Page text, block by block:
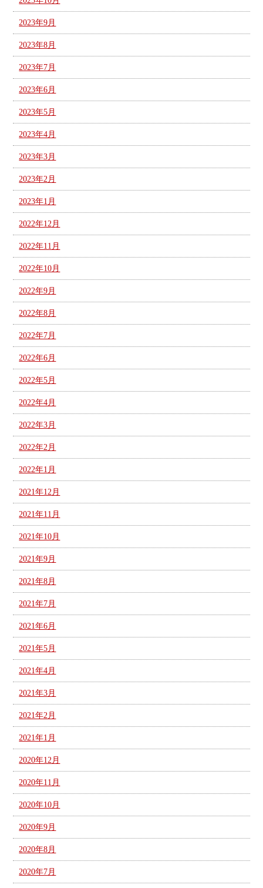
2023年9月
2023年8月
2023年7月
2023年6月
2023年5月
2023年4月
2023年3月
2023年2月
2023年1月
2022年12月
2022年11月
2022年10月
2022年9月
2022年8月
2022年7月
2022年6月
2022年5月
2022年4月
2022年3月
2022年2月
2022年1月
2021年12月
2021年11月
2021年10月
2021年9月
2021年8月
2021年7月
2021年6月
2021年5月
2021年4月
2021年3月
2021年2月
2021年1月
2020年12月
2020年11月
2020年10月
2020年9月
2020年8月
2020年7月